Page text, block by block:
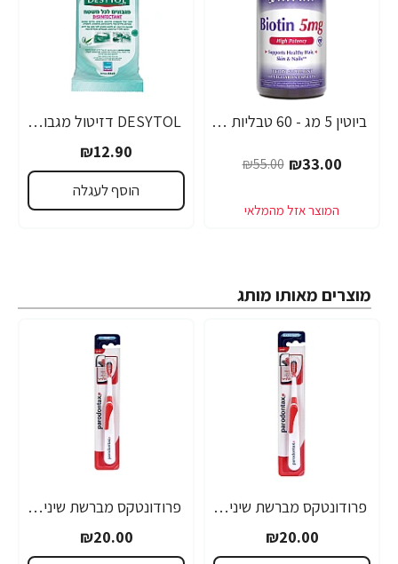
-40% ביוטין 5 מג - 60 טבליות מבית MRM
₪33.00
₪55.00
DESYTOL דזיטול מגבונים חיטוי - משמיד חיידים - 24X2 מטליות באריה - מבית יעקבי
₪12.90
הוסף לעגלה
מוצרים מאותו מותג
פרודונטקס מברשת שיניים אקסטרא סופט יחידה אחת
₪20.00
פרודונטקס מברשת שיניים סופט יחידה אחת
₪20.00